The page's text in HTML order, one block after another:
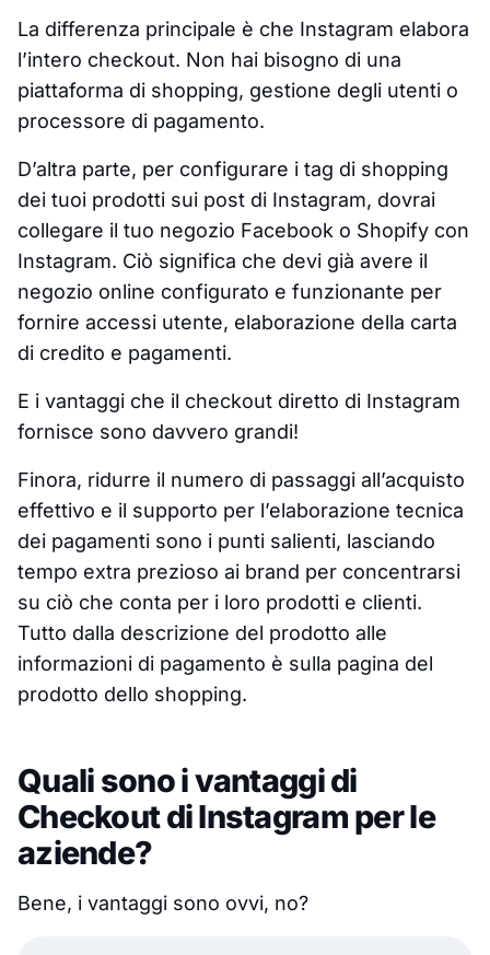
La differenza principale è che Instagram elabora
l’intero checkout. Non hai bisogno di una
piattaforma di shopping, gestione degli utenti o
processore di pagamento.
D’altra parte, per configurare i tag di shopping
dei tuoi prodotti sui post di Instagram, dovrai
collegare il tuo negozio Facebook o Shopify con
Instagram. Ciò significa che devi già avere il
negozio online configurato e funzionante per
fornire accessi utente, elaborazione della carta
di credito e pagamenti.
E i vantaggi che il checkout diretto di Instagram
fornisce sono davvero grandi!
Finora, ridurre il numero di passaggi all’acquisto
effettivo e il supporto per l’elaborazione tecnica
dei pagamenti sono i punti salienti, lasciando
tempo extra prezioso ai brand per concentrarsi
su ciò che conta per i loro prodotti e clienti.
Tutto dalla descrizione del prodotto alle
informazioni di pagamento è sulla pagina del
prodotto dello shopping.
Quali sono i vantaggi di
Checkout di Instagram per le
aziende?
Bene, i vantaggi sono ovvi, no?